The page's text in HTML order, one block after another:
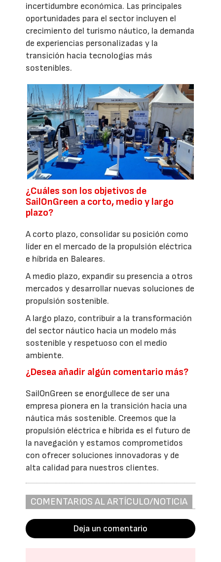
incertidumbre económica. Las principales
oportunidades para el sector incluyen el
crecimiento del turismo náutico, la demanda
de experiencias personalizadas y la
transición hacia tecnologías más
sostenibles.
¿Cuáles son los objetivos de
SailOnGreen a corto, medio y largo
plazo?
A corto plazo, consolidar su posición como
líder en el mercado de la propulsión eléctrica
e híbrida en Baleares.
A medio plazo, expandir su presencia a otros
mercados y desarrollar nuevas soluciones de
propulsión sostenible.
A largo plazo, contribuir a la transformación
del sector náutico hacia un modelo más
sostenible y respetuoso con el medio
ambiente.
¿Desea añadir algún comentario más?
SailOnGreen se enorgullece de ser una
empresa pionera en la transición hacia una
náutica más sostenible. Creemos que la
propulsión eléctrica e híbrida es el futuro de
la navegación y estamos comprometidos
con ofrecer soluciones innovadoras y de
alta calidad para nuestros clientes.
COMENTARIOS AL ARTÍCULO/NOTICIA
Deja un comentario